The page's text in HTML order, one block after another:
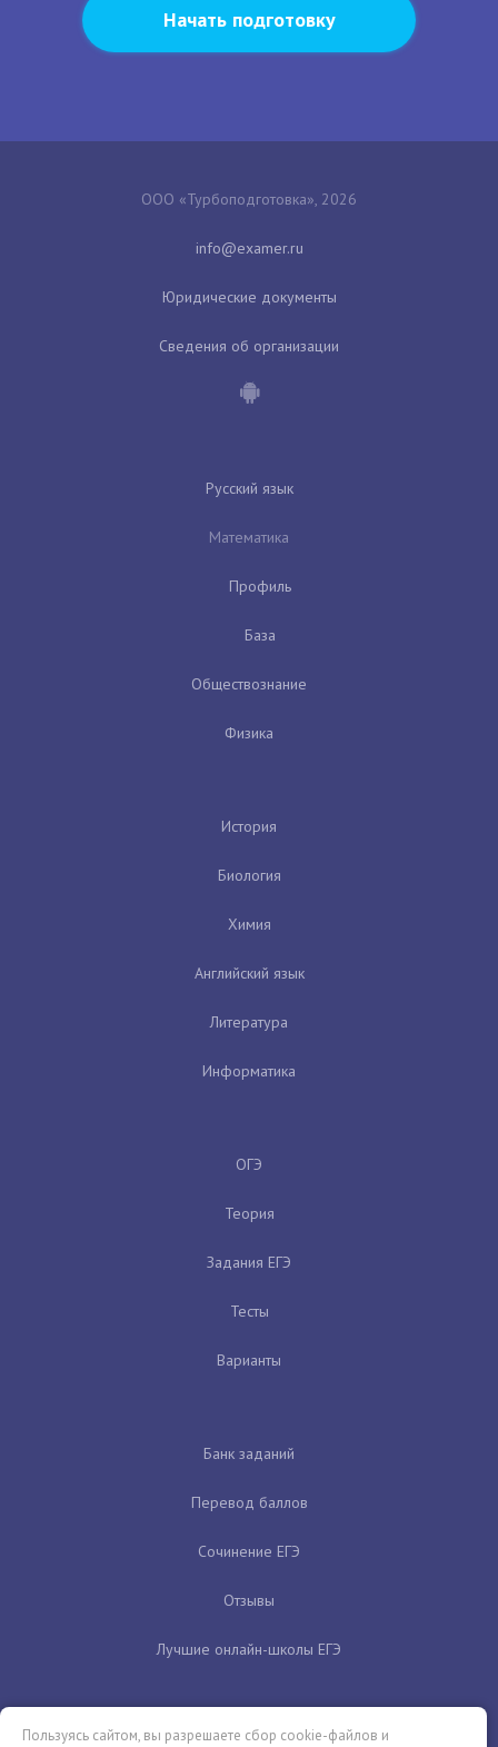
Начать подготовку
ООО «Турбоподготовка», 2026
Юридические документы
Сведения об организации
Русский язык
Математика
Профиль
База
Обществознание
Физика
История
Биология
Химия
Английский язык
Литература
Информатика
ОГЭ
Теория
Задания ЕГЭ
Тесты
Варианты
Банк заданий
Перевод баллов
Сочинение ЕГЭ
Отзывы
Лучшие онлайн-школы ЕГЭ
Пользуясь сайтом, вы разрешаете сбор cookie-файлов и